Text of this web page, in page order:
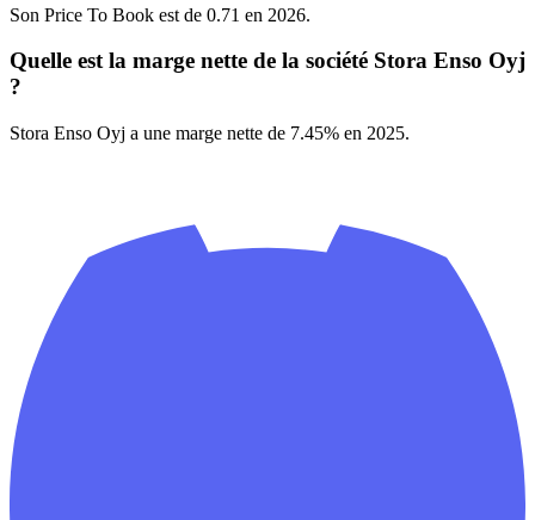
Son Price To Book est de 0.71 en 2026.
Quelle est la marge nette de la société Stora Enso Oyj
?
Stora Enso Oyj a une marge nette de 7.45% en 2025.